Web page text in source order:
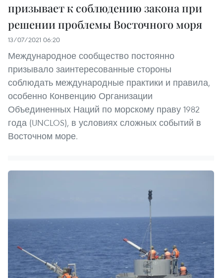
призывает к соблюдению закона при
решении проблемы Восточного моря
13/07/2021 06:20
Международное сообщество постоянно
призывало заинтересованные стороны
соблюдать международные практики и правила,
особенно Конвенцию Организации
Объединенных Наций по морскому праву 1982
года (UNCLOS), в условиях сложных событий в
Восточном море.